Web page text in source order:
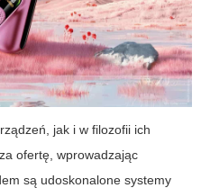
jak i w filozofii ich
ofertę, wprowadzając
są udoskonalone systemy